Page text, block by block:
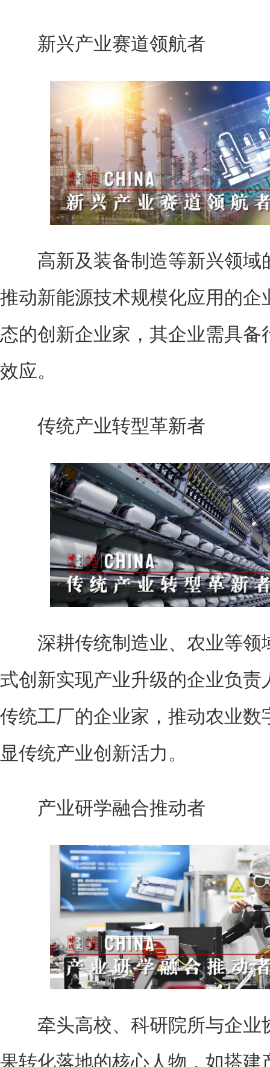
新兴产业赛道领航者
高新及装备制造等新兴领域
推动新能源技术规模化应用的
态的创新企业家，其企业需具备
效应。
传统产业转型革新者
深耕传统制造业、农业等领
式创新实现产业升级的企业负责
传统工厂的企业家，推动农业数
显传统产业创新活力。
产业研学融合推动者
牵头高校、科研院所与企业
果转化落地的核心人物，如搭建